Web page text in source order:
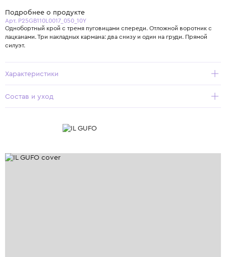
Подробнее о продукте
Арт. P25GB110L0017_050_10Y
Однобортный крой с тремя пуговицами спереди. Отложной воротник с
лацканами. Три накладных кармана: два снизу и один на груди. Прямой
силуэт.
Характеристики
Состав и уход